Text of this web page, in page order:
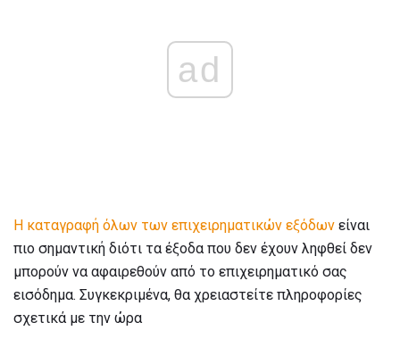
ad
Η καταγραφή όλων των επιχειρηματικών εξόδων είναι
πιο σημαντική διότι τα έξοδα που δεν έχουν ληφθεί δεν
μπορούν να αφαιρεθούν από το επιχειρηματικό σας
εισόδημα. Συγκεκριμένα, θα χρειαστείτε πληροφορίες
σχετικά με την ώρα